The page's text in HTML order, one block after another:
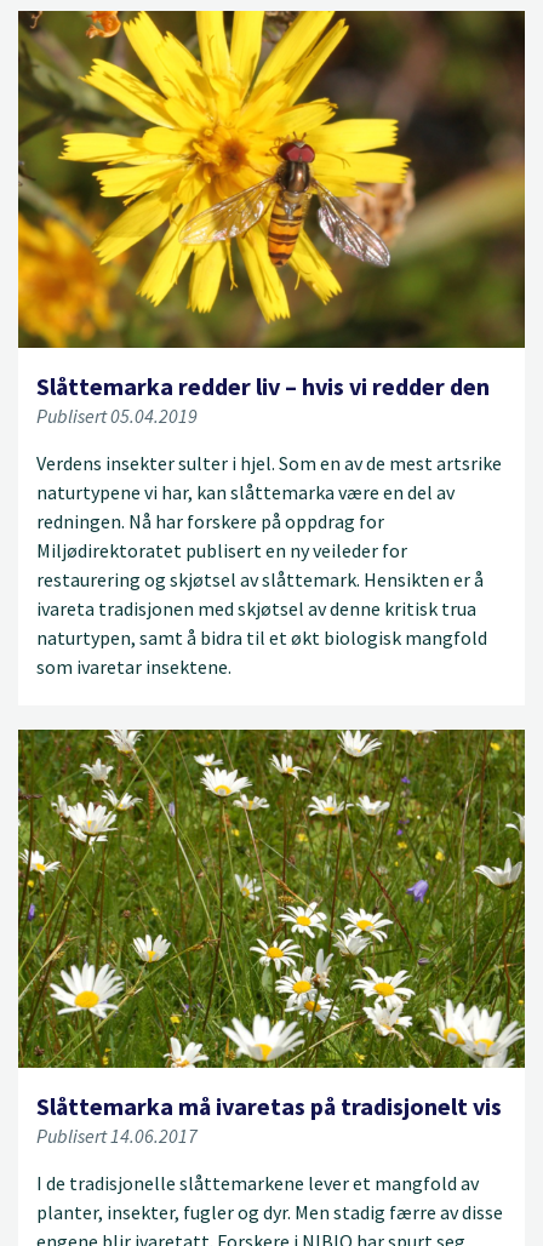
Slåttemarka redder liv – hvis vi redder den
Publisert 05.04.2019
Verdens insekter sulter i hjel. Som en av de mest artsrike
naturtypene vi har, kan slåttemarka være en del av
redningen. Nå har forskere på oppdrag for
Miljødirektoratet publisert en ny veileder for
restaurering og skjøtsel av slåttemark. Hensikten er å
ivareta tradisjonen med skjøtsel av denne kritisk trua
naturtypen, samt å bidra til et økt biologisk mangfold
som ivaretar insektene.
Slåttemarka må ivaretas på tradisjonelt vis
Publisert 14.06.2017
I de tradisjonelle slåttemarkene lever et mangfold av
planter, insekter, fugler og dyr. Men stadig færre av disse
engene blir ivaretatt. Forskere i NIBIO har spurt seg